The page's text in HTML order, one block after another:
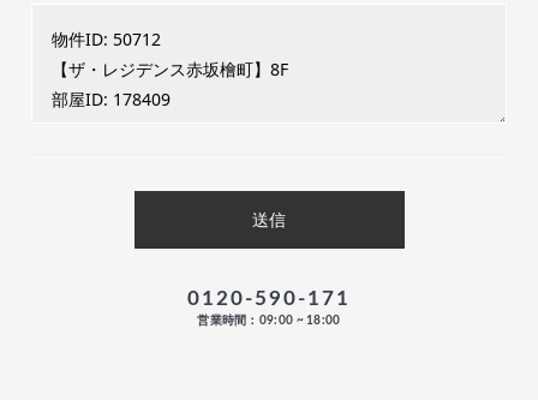
0120-590-171
営業時間：09:00 ~ 18:00